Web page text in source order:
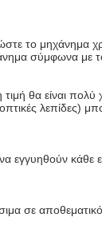
ώστε το μηχάνημα
σύμφωνα με
θα είναι πολύ
λεπίδες)
εγγυηθούν
σε